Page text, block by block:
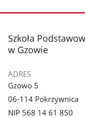
stopka
Szkoła
w Gzowie
ADRES
Gzowo 5
06-114 Pokrzywnica
NIP 568 14 61 850